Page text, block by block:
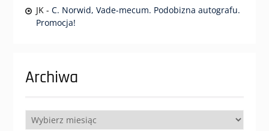
JK- C. Norwid, Vade-mecum. Podobizna autografu.
Promocja!
Archiwa
Archiwa